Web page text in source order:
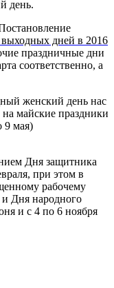
день.
дней в 2016
праздничные дни
соответственно, а
женский день нас
майские праздники
9 мая)
Дня защитника
при этом в
рабочему
Дня народного
и с 4 по 6 ноября